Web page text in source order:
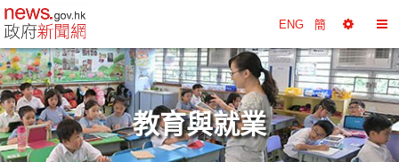
政府新聞網主頁 ENG 簡
擇
工
具
換
目
錄
教育與就業